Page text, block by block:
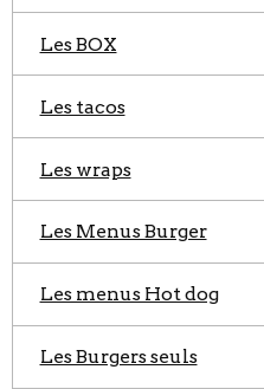
Les BOX
Les tacos
Les wraps
Les Menus Burger
Les menus Hot dog
Les Burgers seuls